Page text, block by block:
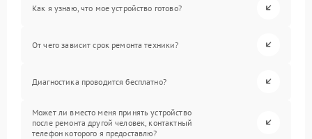
Как я узнаю, что мое устройство готово?
От чего зависит срок ремонта техники?
Диагностика проводится бесплатно?
Может ли вместо меня принять устройство
после ремонта другой человек, контактный
телефон которого я предоставлю?